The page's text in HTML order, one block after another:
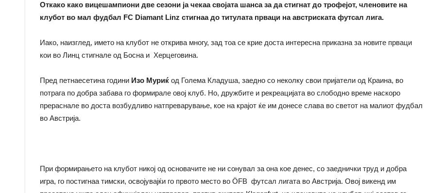
Откако како вицешампиони две сезони ја чекаа својата шанса за да стигнат до трофејот, членовите на
клубот во мал фудбал FC Diamant Linz стигнаа до титулата прваци на австриската футсал лига.
Иако, наизглед, името на клубот не открива многу, зад тоа се крие доста интересна приказна за новите прваци
кои во Линц стигнале од Босна и Херцеговина.
Пред петнаесетина години Изо Муриќ од Голема Кладуша, заедно со неколку свои пријатели од Краина, во
потрага по добра забава го формирале овој клуб. Но, дружбите и рекреацијата во слободно време наскоро
прераснале во доста возбудливо натпреварување, кое на крајот ќе им донесе слава во светот на малиот фудбал
во Австрија.
При формирањето на клубот никој од основачите не ни сонувал за она кое денес, со заеднички труд и добра
игра, го постигнаа тимски, освојувајќи го првото место во ÖFB футсал лигата во Австрија. Овој викенд им